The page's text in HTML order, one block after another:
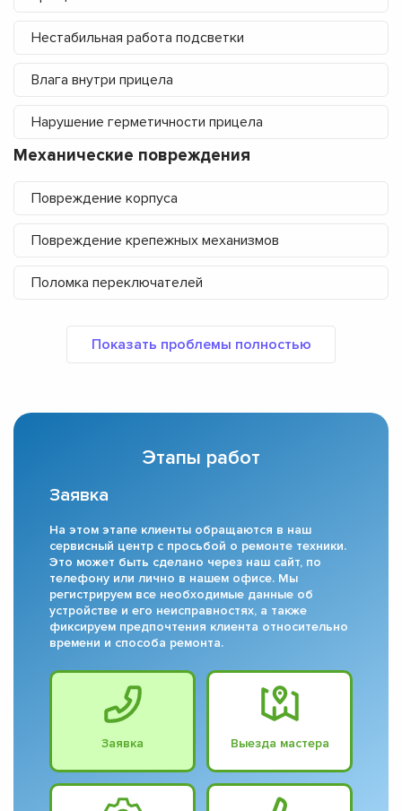
Нестабильная работа подсветки
Влага внутри прицела
Нарушение герметичности прицела
Механические повреждения
Повреждение корпуса
Повреждение крепежных механизмов
Поломка переключателей
Этапы работ
Заявка
На этом этапе клиенты обращаются в наш
сервисный центр с просьбой о ремонте техники.
Это может быть сделано через наш сайт, по
телефону или лично в нашем офисе. Мы
регистрируем все необходимые данные об
устройстве и его неисправностях, а также
фиксируем предпочтения клиента относительно
времени и способа ремонта.
Заявка Выезда мастера